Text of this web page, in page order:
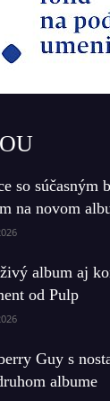
so súčasným
na novom
album aj
od Pulp
Guy s
albume